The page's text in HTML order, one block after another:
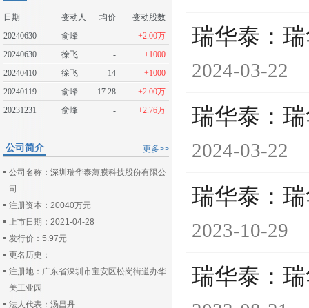
日期 变动人 均价
变动股数
20240630
俞峰 -
+2.00万
20240630
徐飞 -
+1000
20240410
徐飞 14
+1000
20240119
俞峰 17.28
+2.00万
20231231
俞峰 - +2.76万
更多>>
公司简介
公司名称：深圳瑞华泰薄膜科技股份有限公
司
注册资本：20040万元
上市日期：2021-04-28
发行价：5.97元
更名历史：
注册地：广东省深圳市宝安区松岗街道办华
美工业园
法人代表：汤昌丹
瑞华泰：
2024-03-22
瑞华泰：
2024-03-22
瑞华泰：
2023-10-29
瑞华泰：